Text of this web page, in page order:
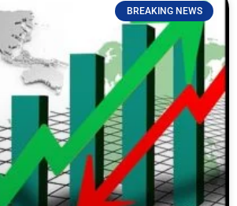
BREAKING NEWS